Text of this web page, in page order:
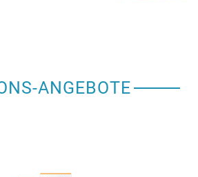
ANGEBOTE